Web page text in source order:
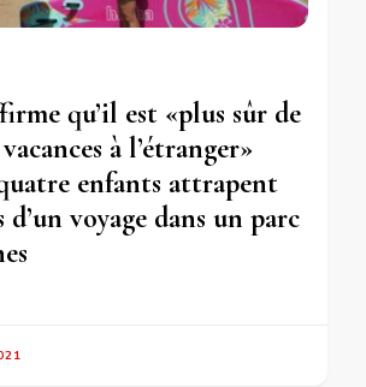
qu’il est «plus sûr de
à l’étranger»
enfants attrapent
voyage dans un parc